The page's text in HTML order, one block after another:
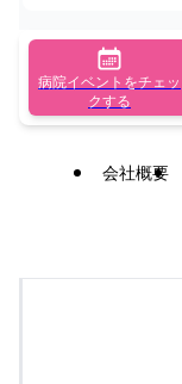
病院イベントをチェッ
クする
会社概要